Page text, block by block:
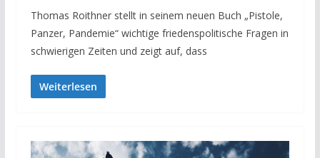
Thomas Roithner stellt in seinem neuen Buch „Pistole,
Panzer, Pandemie“ wichtige friedenspolitische Fragen in
schwierigen Zeiten und zeigt auf, dass
Weiterlesen